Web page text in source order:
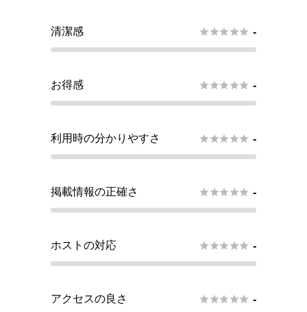
清潔感  -
お得感  -
利用時の分かりやすさ  -
掲載情報の正確さ  -
ホストの対応  -
アクセスの良さ  -